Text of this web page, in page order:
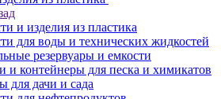
и изделия из пластика
для воды и технических жидкостей
резервуары и емкости
и контейнеры для песка и химикатов
для дачи и сада